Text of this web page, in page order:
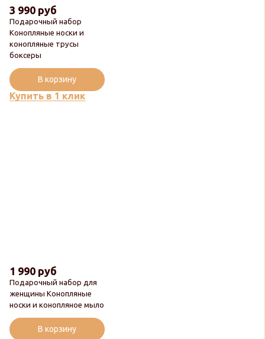
Подарочный набор
Конопляные носки и
конопляные трусы
боксеры
3 990 руб
Купить в 1 клик
В корзину
Подарочный набор для
женщины Конопляные
носки и конопляное мыло
1 990 руб
В корзину